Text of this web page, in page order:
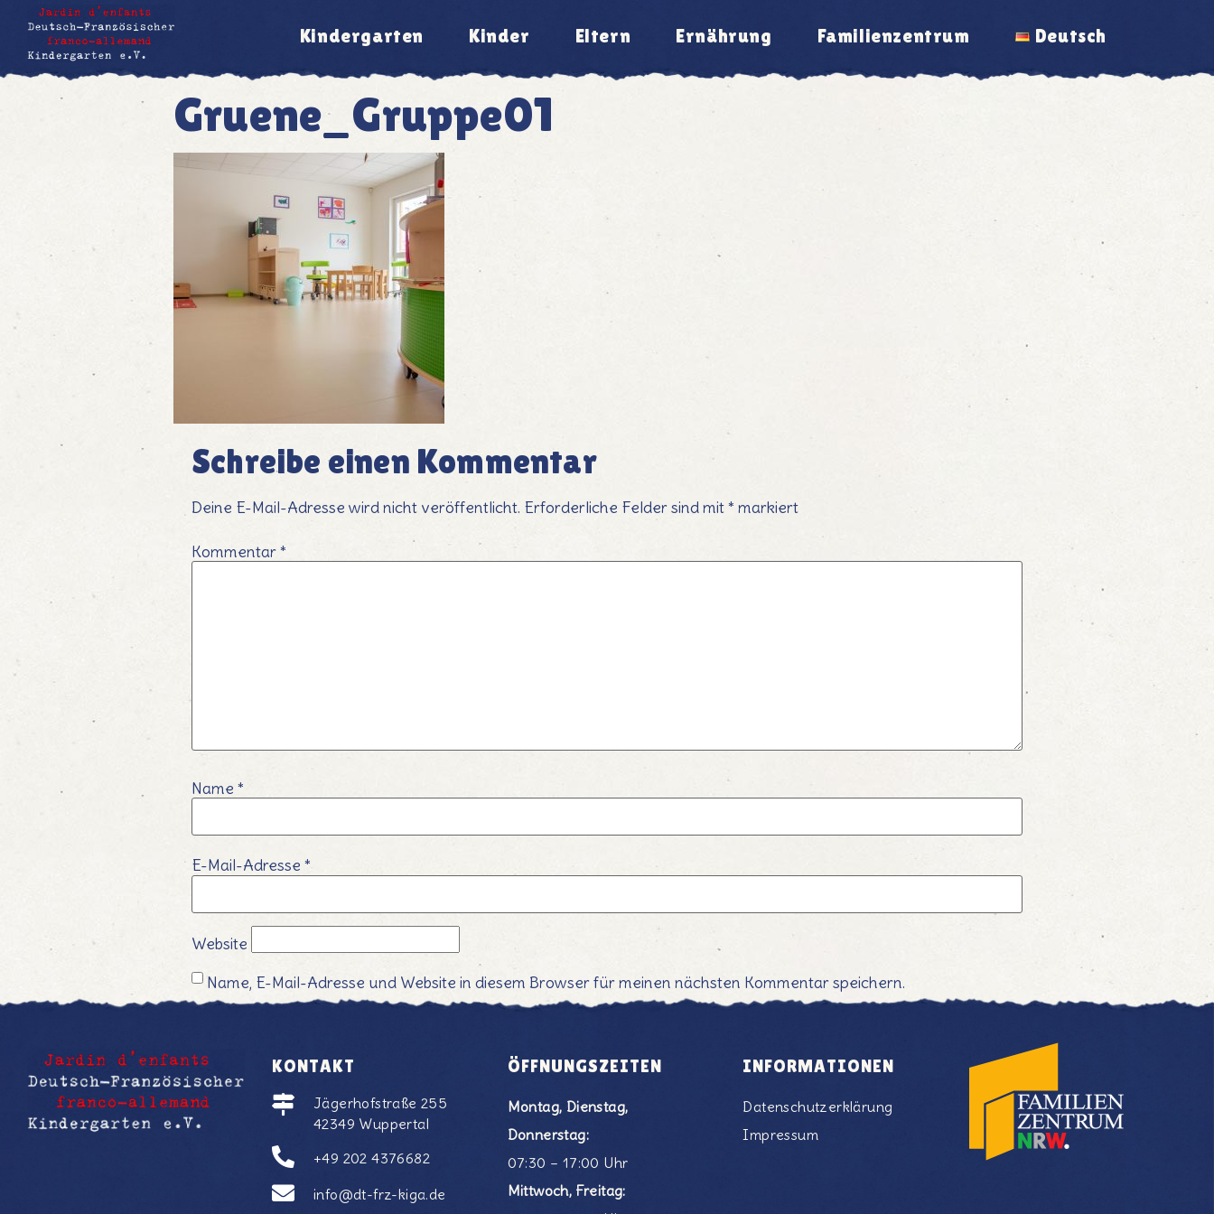
Kindergarten Kinder Eltern Ernährung Familienzentrum Deutsch
Gruene_Gruppe01
Schreibe einen Kommentar
Deine E-Mail-Adresse wird nicht veröffentlicht. Erforderliche Felder sind mit* markiert
Kommentar*
Name *
E-Mail-Adresse *
Website
Name, E-Mail-Adresse und Website in diesem Browser für meinen nächsten Kommentar speichern.
KONTAKT
Jägerhofstraße 255
42349 Wuppertal
+49 202 4376682
info@dt-frz-kiga.de
ÖFFNUNGSZEITEN
Montag, Dienstag,
Donnerstag:
07:30 – 17:00 Uhr
Mittwoch, Freitag:
INFORMATIONEN
Datenschutzerklärung
Impressum